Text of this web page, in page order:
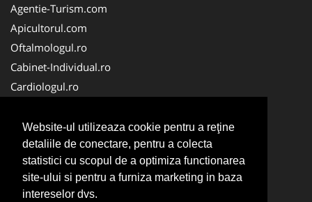
Website-ul utilizeaza cookie pentru a reţine
detaliile de conectare, pentru a colecta
statistici cu scopul de a optimiza functionarea
site-ului si pentru a furniza marketing in baza
intereselor dvs.
Agentie-Turism.com
Apicultorul.com
Oftalmologul.ro
Cabinet-Individual.ro
Cardiologul.ro
CramaVinuri.ro
Centru-Copiere.ro
CentruInchirieri.ro
Medic-Bun.com